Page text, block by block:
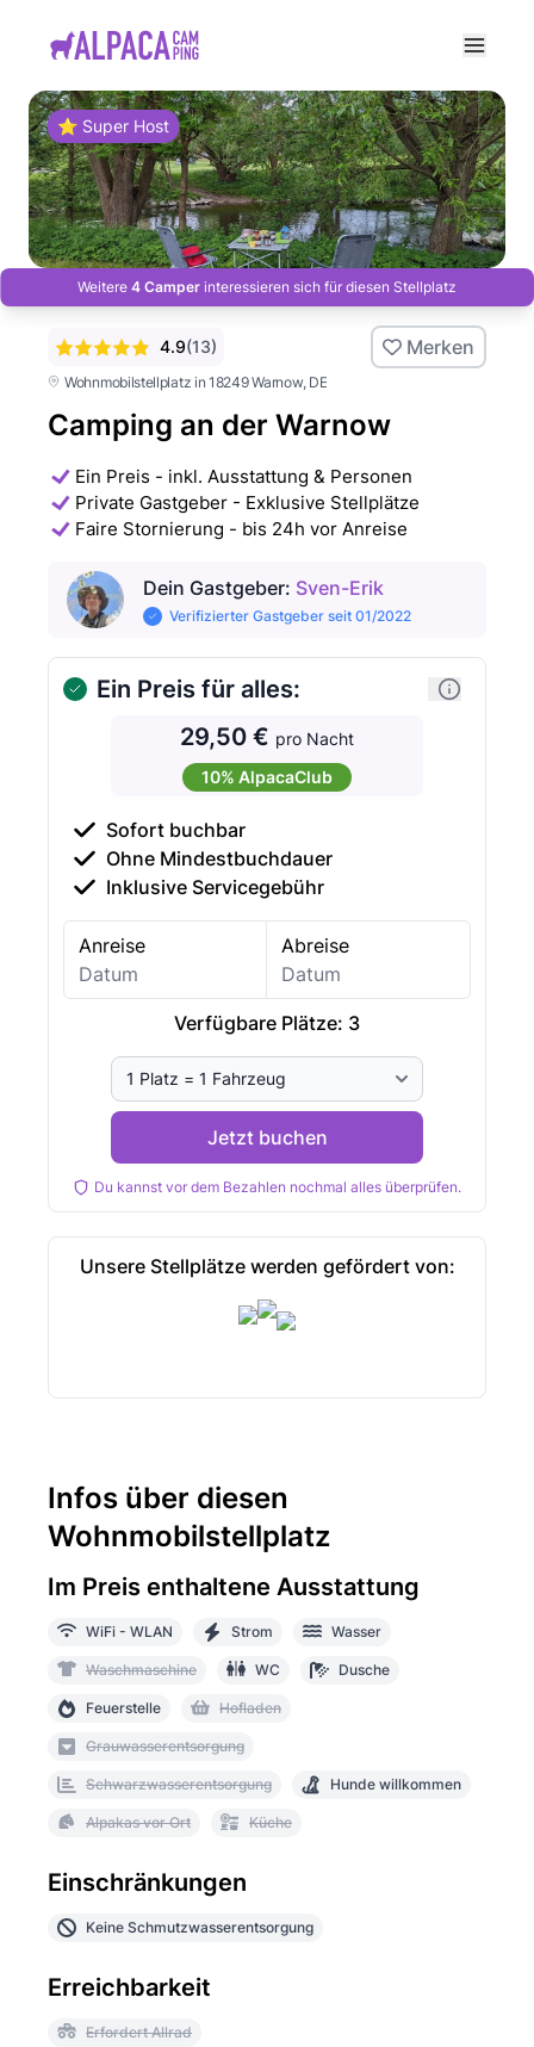
⭐ Super Host
Weitere 4 Camper interessieren sich für diesen Stellplatz
Wohnmobilstellplatz in 18249 Warnow, DE
Camping an der Warnow
4.9(13) Merken
Ein Preis - inkl. Ausstattung & Personen
Private Gastgeber - Exklusive Stellplätze
Faire Stornierung - bis 24h vor Anreise
Dein Gastgeber: Sven-Erik
Verifizierter Gastgeber seit 01/2022
Ein Preis für alles:
29,50 € pro Nacht
10% AlpacaClub
Sofort buchbar
Ohne Mindestbuchdauer
Inklusive Servicegebühr
Anreise Abreise
Verfügbare Plätze: 3
Jetzt buchen
Du kannst vor dem Bezahlen nochmal alles überprüfen.
Unsere Stellplätze werden gefördert von:
Infos über diesen
Wohnmobilstellplatz
Im Preis enthaltene Ausstattung
WiFi - WLAN Strom Wasser
Waschmaschine WC Dusche
Feuerstelle Hofladen
Grauwasserentsorgung
Schwarzwasserentsorgung Hunde willkommen
Alpakas vor Ort Küche
Einschränkungen
Keine Schmutzwasserentsorgung
Erreichbarkeit
Erfordert Allrad